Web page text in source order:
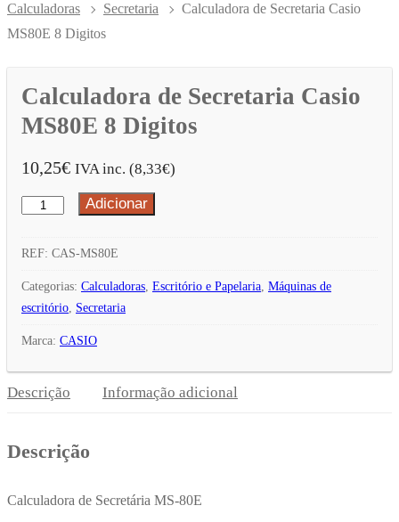
Calculadoras
Secretaria
Calculadora de Secretaria Casio
MS80E 8 Digitos
Calculadora de Secretaria Casio
MS80E 8 Digitos
10,25€ IVA inc. (8,33€)
Quantidade
Calculadora
de
Secretaria
8
Digitos
Adicionar
REF: CAS-MS80E
Categorias: Calculadoras, Escritório e Papelaria, Máquinas de
escritório, Secretaria
Marca: CASIO
Descrição Informação adicional
Descrição
Calculadora de Secretária MS-80E